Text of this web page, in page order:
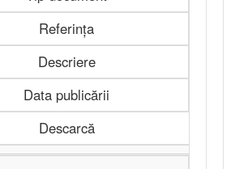
Referința
Descriere
Data publicării
Descarcă